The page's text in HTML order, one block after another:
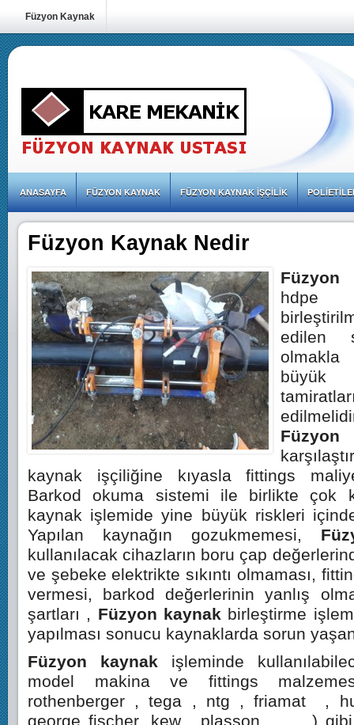
Füzyon Kaynak
ANASAYFA FÜZYON KAYNAK FÜZYON KAYNAK İŞÇILIK
Füzyon Kaynak Nedir
Füzyon
edilen
olmakla
büyük
kaynak işçiliğine kıyasla fittings
Barkod okuma sistemi ile birlikte çok
kaynak işlemide yine büyük riskleri içinde
Yapılan kaynağın gozukmemesi,
kullanılacak cihazların boru çap
ve şebeke elektrikte sıkıntı olmaması,
vermesi, barkod değerlerinin yanlış
şartları , Füzyon kaynak birleştirme
yapılması sonucu kaynaklarda sorun
Füzyon kaynak işleminde
model makina ve fittings
rothenberger , tega , ntg , friamat ,
george fischer, kew , plasson …. ) gibi